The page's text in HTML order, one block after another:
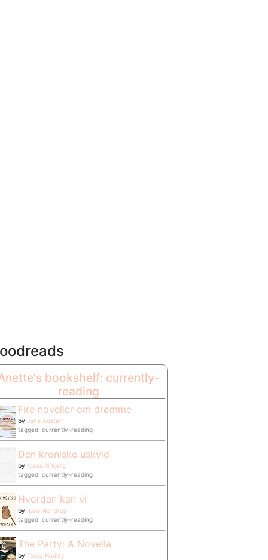
bookshelf: currently-
reading
Fire noveller om drømme
by Jane Austen
tagged: currently-reading
Den kroniske uskyld
by Klaus Rifbjerg
tagged: currently-reading
Hvordan kan vi
by Iben Mondrup
tagged: currently-reading
The Party: A Novella
by Tessa Hadley